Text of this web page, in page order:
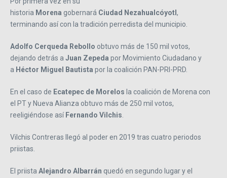
historia Morena gobernará Ciudad Nezahualcóyotl ,
terminando así con la tradición perredista del municipio.
Adolfo Cerqueda Rebollo obtuvo más de 150 mil votos,
dejando detrás a Juan Zepeda por Movimiento Ciudadano y
a Héctor Miguel Bautista por la coalición PAN-PRI-PRD.
En el caso de Ecatepec de Morelos la coalición de Morena con
el PT y Nueva Alianza obtuvo más de 250 mil votos,
reeligiéndose así Fernando Vilchis.
Vilchis Contreras llegó al poder en 2019 tras cuatro periodos
priistas.
El priista Alejandro Albarrán quedó en segundo lugar y el